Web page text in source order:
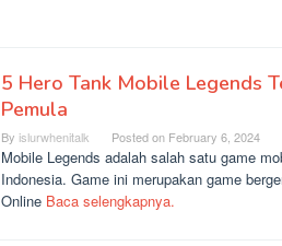
5 Hero Tank Mobile Legends
Pemula
By islurwhenitalk Posted on February 6, 2024
Mobile Legends adalah salah satu game
Indonesia. Game ini merupakan game
Online Baca selengkapnya.